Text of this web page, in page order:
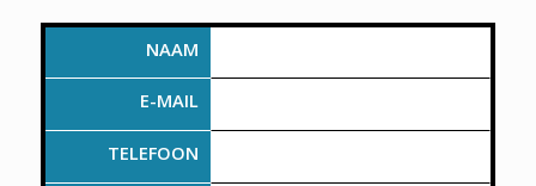
NAAM
E-MAIL
TELEFOON